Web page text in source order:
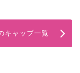
キャップ一覧